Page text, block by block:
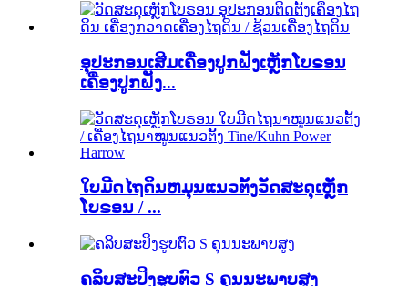
ອຸປະກອນເສີມເຄື່ອງປູກຝັງເຫຼັກໂບຣອນ
ເຄື່ອງປູກຝັງ...
ໃບມີດໄຖດິນຫມຸນແນວຕັ້ງວັດສະດຸເຫຼັກ
ໂບຣອນ / ...
ຄລິບສະປິງຮູບຕົວ S ຄຸນນະພາບສູງ